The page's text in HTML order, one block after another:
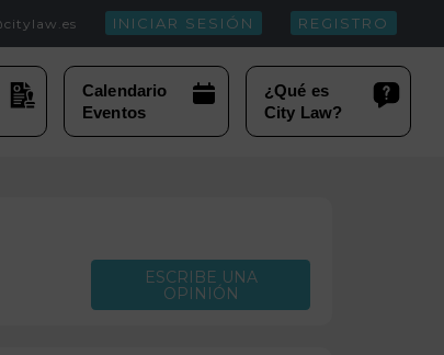
INICIAR SESIÓN REGISTRO
ESCRIBE UNA
OPINIÓN